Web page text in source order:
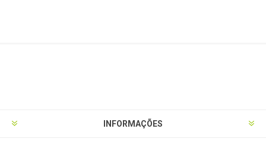
INFORMAÇÕES